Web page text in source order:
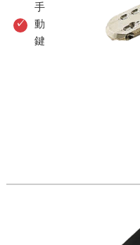
手
動
鍵